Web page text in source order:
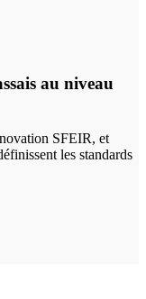
au niveau
SFEIR, et
les standards